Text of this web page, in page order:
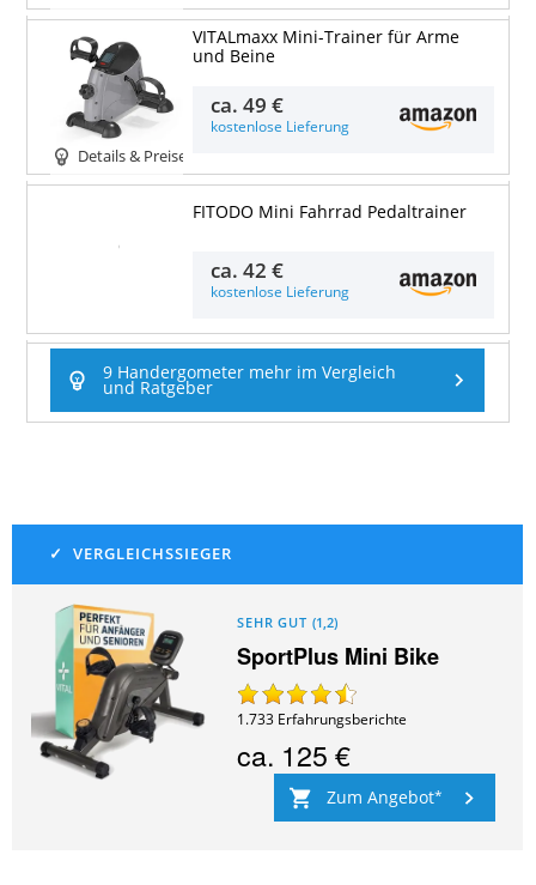
Details & Preise
VITALmaxx Mini-Trainer für Arme
und Beine
ca.49 €
kostenlose Lieferung
FITODO Mini Fahrrad Pedaltrainer
ca.42 €
kostenlose Lieferung
9 Handergometer mehr im Vergleich
und Ratgeber
SEHR GUT (1,2)
SportPlus Mini Bike
1.733 Erfahrungsberichte
ca. 125 €
Zum Angebot